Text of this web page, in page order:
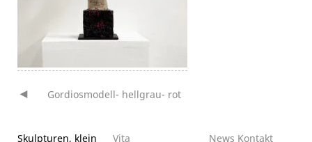
Beitragsnavigation
Gordiosmodell- hellgrau- rot
Skulpturen, klein
Vita
News Kontakt